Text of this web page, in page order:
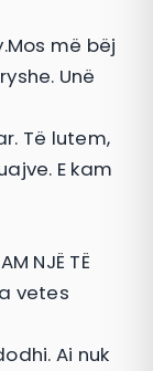
më bëj
Unë
Të lutem,
E kam
NJË TË
vetes
Ai nuk